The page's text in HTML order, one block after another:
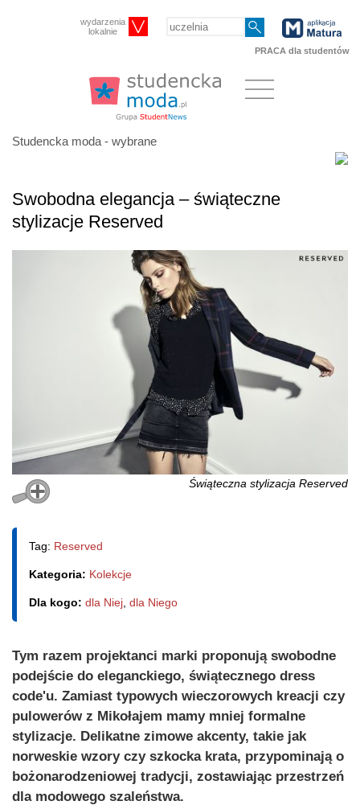
wydarzenia
lokalnie
PRACA dla studentów
Studencka moda - wybrane
Swobodna elegancja – świąteczne
stylizacje Reserved
Świąteczna stylizacja Reserved
Tag: Reserved
Kategoria: Kolekcje
Dla kogo: dla Niej dla Niego
Tym razem projektanci marki proponują swobodne
podejście do eleganckiego, świątecznego dress
code'u. Zamiast typowych wieczorowych kreacji czy
pulowerów z Mikołajem mamy mniej formalne
stylizacje. Delikatne zimowe akcenty, takie jak
norweskie wzory czy szkocka krata, przypominają o
bożonarodzeniowej tradycji, zostawiając przestrzeń
dla modowego szaleństwa.